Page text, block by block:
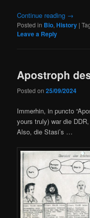
Continue reading →
Posted in Bio,History |
Leave a Reply
Apostroph
Posted on25/09/2024
Immerhin, in puncto
yours truly) war die
Also, die Stasi’s …